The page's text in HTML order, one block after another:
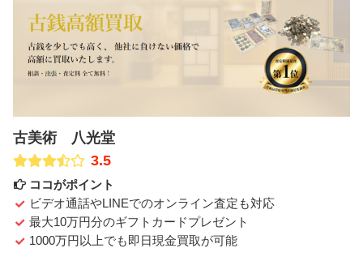
古美術 八光堂
3.5
ココがポイント
ビデオ通話やLINEでのオンライン査定も対応
最大10万円分のギフトカードプレゼント
1000万円以上でも即日現金買取が可能